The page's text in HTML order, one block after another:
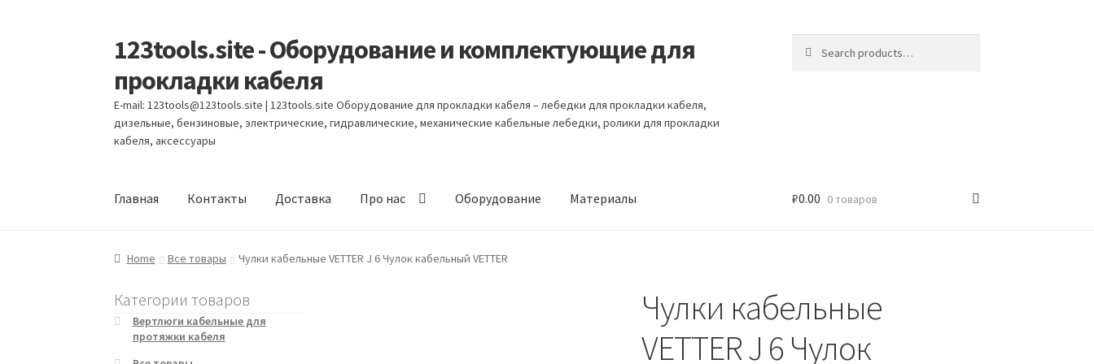
Перейти
к
навигации
Перейти
к
содержимому
123tools.site - Оборудование и комплектующие для
прокладки кабеля
E-mail: 123tools@123tools.site | 123tools.site Оборудование для прокладки кабеля – лебедки для прокладки кабеля,
дизельные, бензиновые, электрические, гидравлические, механические кабельные лебедки, ролики для прокладки
кабеля, аксессуары
for:
Главная Контакты Доставка Про нас Оборудование Материалы
Главная Автономные кабельные лебедкиАкции Бензиновые кабельные лебедки
Вертлюги кабельные для протяжки кабеля Гидравлические кабельные толкатели
Гидравлические кабельные траншейные лебедки 10 тонн
₽0.00 0 товаров
Home Все товары Чулки кабельные VETTER J 6 Чулок кабельный VETTER
Чулки кабельные
VETTER J 6 Чулок
Категории товаров
Вертлюги кабельные для
протяжки кабеля